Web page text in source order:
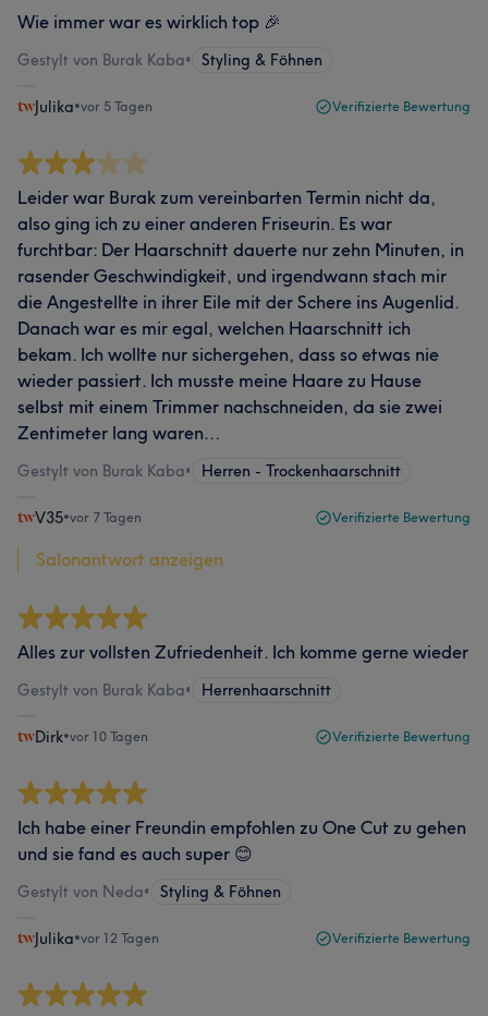
Wie immer war es wirklich top 🎉
Gestylt von Burak Kaba• Styling & Föhnen
Julika•vor 5 Tagen Verifizierte Bewertung
Leider war Burak zum vereinbarten Termin nicht da,
also ging ich zu einer anderen Friseurin. Es war
furchtbar: Der Haarschnitt dauerte nur zehn Minuten, in
rasender Geschwindigkeit, und irgendwann stach mir
die Angestellte in ihrer Eile mit der Schere ins Augenlid.
Danach war es mir egal, welchen Haarschnitt ich
bekam. Ich wollte nur sichergehen, dass so etwas nie
wieder passiert. Ich musste meine Haare zu Hause
selbst mit einem Trimmer nachschneiden, da sie zwei
Zentimeter lang waren…
Gestylt von Burak Kaba• Herren - Trockenhaarschnitt
V35•vor 7 Tagen Verifizierte Bewertung
Salonantwort anzeigen
Alles zur vollsten Zufriedenheit. Ich komme gerne wieder
Gestylt von Burak Kaba• Herrenhaarschnitt
Dirk•vor 10 Tagen Verifizierte Bewertung
Ich habe einer Freundin empfohlen zu One Cut zu gehen
und sie fand es auch super 😊
Gestylt von Neda• Styling & Föhnen
Julika•vor 12 Tagen Verifizierte Bewertung